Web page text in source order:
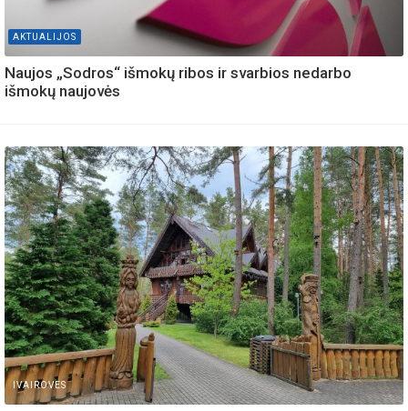
AKTUALIJOS
Naujos „Sodros“ išmokų ribos ir svarbios nedarbo
išmokų naujovės
IVAIROVES